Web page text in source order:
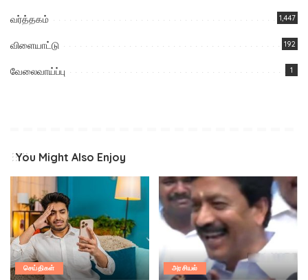
வர்த்தகம் 1,447
விளையாட்டு 192
வேலைவாய்ப்பு 1
You Might Also Enjoy
செய்திகள் அரசியல்